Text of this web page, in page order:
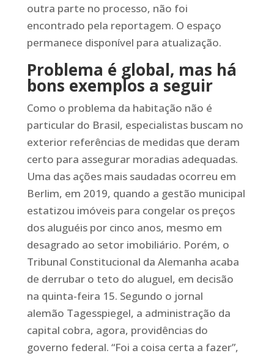
outra parte no processo, não foi
encontrado pela reportagem. O espaço
permanece disponível para atualização.
Problema é global, mas há
bons exemplos a seguir
Como o problema da habitação não é
particular do Brasil, especialistas buscam no
exterior referências de medidas que deram
certo para assegurar moradias adequadas.
Uma das ações mais saudadas ocorreu em
Berlim, em 2019, quando a gestão municipal
estatizou imóveis para congelar os preços
dos aluguéis por cinco anos, mesmo em
desagrado ao setor imobiliário. Porém, o
Tribunal Constitucional da Alemanha acaba
de derrubar o teto do aluguel, em decisão
na quinta-feira 15. Segundo o jornal
alemão Tagesspiegel, a administração da
capital cobra, agora, providências do
governo federal. “Foi a coisa certa a fazer”,